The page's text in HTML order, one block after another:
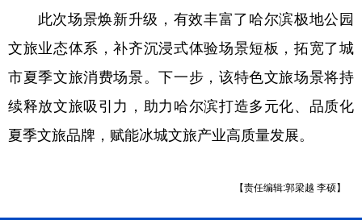
此次场景焕新升级，有效丰富了哈尔滨极地公园
文旅业态体系，补齐沉浸式体验场景短板，拓宽了城
市夏季文旅消费场景。下一步，该特色文旅场景将持
续释放文旅吸引力，助力哈尔滨打造多元化、品质化
夏季文旅品牌，赋能冰城文旅产业高质量发展。
【责任编辑:郭梁越 李硕】